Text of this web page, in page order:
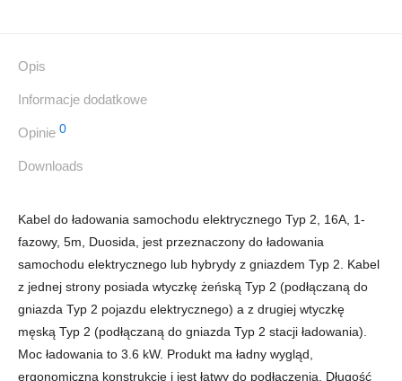
Opis
Informacje dodatkowe
Opinie 0
Downloads
Kabel do ładowania samochodu elektrycznego Typ 2, 16A, 1-
fazowy, 5m, Duosida, jest przeznaczony do ładowania
samochodu elektrycznego lub hybrydy z gniazdem Typ 2. Kabel
z jednej strony posiada wtyczkę żeńską Typ 2 (podłączaną do
gniazda Typ 2 pojazdu elektrycznego) a z drugiej wtyczkę
męską Typ 2 (podłączaną do gniazda Typ 2 stacji ładowania).
Moc ładowania to 3.6 kW. Produkt ma ładny wygląd,
ergonomiczną konstrukcję i jest łatwy do podłączenia. Długość